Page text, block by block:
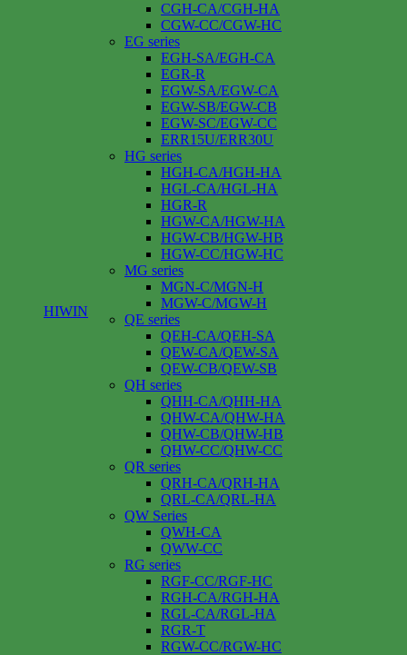
HIWIN
CGH-CA/CGH-HA
CGW-CC/CGW-HC
EG series
EGH-SA/EGH-CA
EGR-R
EGW-SA/EGW-CA
EGW-SB/EGW-CB
EGW-SC/EGW-CC
ERR15U/ERR30U
HG series
HGH-CA/HGH-HA
HGL-CA/HGL-HA
HGR-R
HGW-CA/HGW-HA
HGW-CB/HGW-HB
HGW-CC/HGW-HC
MG series
MGN-C/MGN-H
MGW-C/MGW-H
QE series
QEH-CA/QEH-SA
QEW-CA/QEW-SA
QEW-CB/QEW-SB
QH series
QHH-CA/QHH-HA
QHW-CA/QHW-HA
QHW-CB/QHW-HB
QHW-CC/QHW-CC
QR series
QRH-CA/QRH-HA
QRL-CA/QRL-HA
QW Series
QWH-CA
QWW-CC
RG series
RGF-CC/RGF-HC
RGH-CA/RGH-HA
RGL-CA/RGL-HA
RGR-T
RGW-CC/RGW-HC